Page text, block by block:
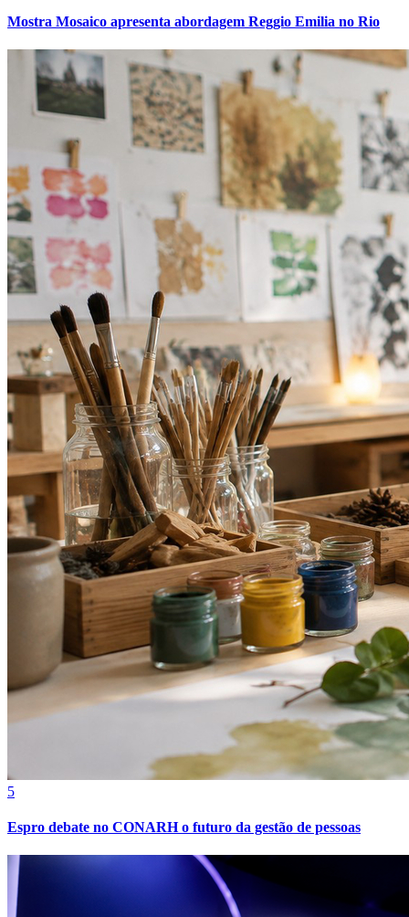
Mostra Mosaico apresenta abordagem Reggio Emilia no Rio
5
Espro debate no CONARH o futuro da gestão de pessoas